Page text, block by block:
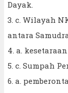
Dayak.
3. c. Wilayah
antara
4. a.
5. c. Sumpah
6. a.